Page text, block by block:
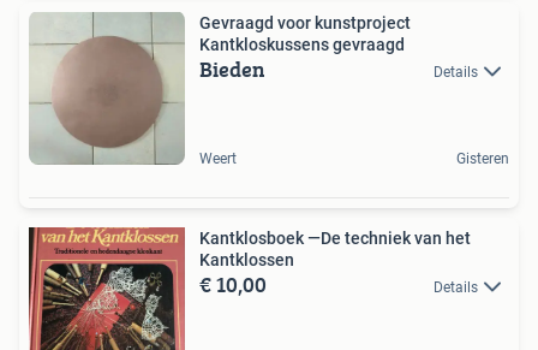
Gevraagd voor kunstproject
Kantkloskussens gevraagd
Bieden Details
Weert Gisteren
Kantklosboek —De techniek van het
Kantklossen
€ 10,00 Details